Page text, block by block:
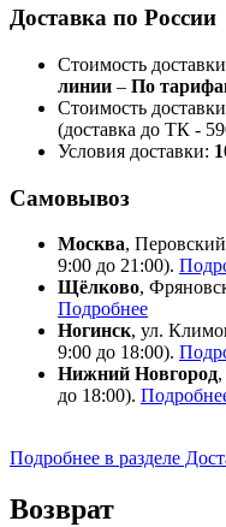
Доставка по России
Стоимость
линии – По
Стоимость
(доставка до ТК -
Условия доставки:
Самовывоз
Москва,
9:00 до 21:00).
Щёлково,
Подробнее
Ногинск, ул.
9:00 до 18:00).
Нижний Новгород
до 18:00).
Подробнее в разделе
Возврат